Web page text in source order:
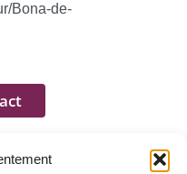
Bona-de-